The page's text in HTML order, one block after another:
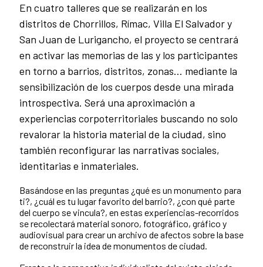
En cuatro talleres que se realizarán en los
distritos de Chorrillos, Rímac, Villa El Salvador y
San Juan de Lurigancho, el proyecto se centrará
en activar las memorias de las y los participantes
en torno a barrios, distritos, zonas… mediante la
sensibilización de los cuerpos desde una mirada
introspectiva. Será una aproximación a
experiencias corpoterritoriales buscando no solo
revalorar la historia material de la ciudad, sino
también reconfigurar las narrativas sociales,
identitarias e inmateriales.
Basándose en las preguntas ¿qué es un monumento para
ti?, ¿cuál es tu lugar favorito del barrio?, ¿con qué parte
del cuerpo se vincula?, en estas experiencias-recorridos
se recolectará material sonoro, fotográfico, gráfico y
audiovisual para crear un archivo de afectos sobre la base
de reconstruir la idea de monumentos de ciudad.